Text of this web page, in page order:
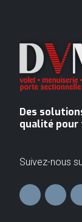
Des
qualité pour
Suivez-nous